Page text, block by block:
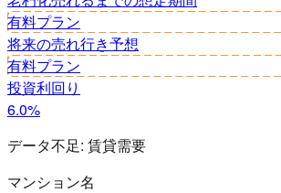
有料プラン
将来の売れ行き予想
有料プラン
投資利回り
6.0%
データ不足: 賃貸需要
マンション名